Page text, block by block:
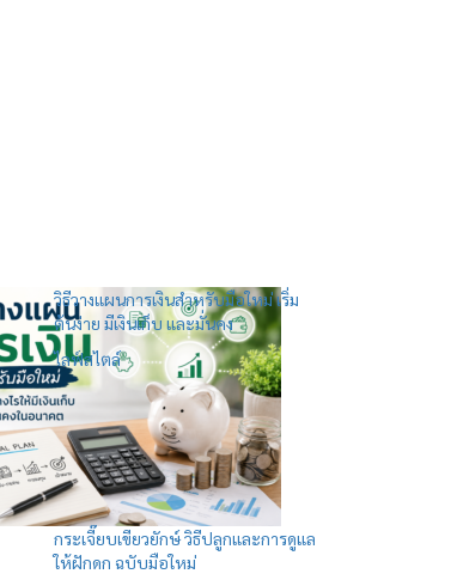
วิธีวางแผนการเงินสำหรับมือใหม่ เริ่ม
ต้นง่าย มีเงินเก็บ และมั่นคง
ไลฟ์สไตล์
กระเจี๊ยบเขียวยักษ์ วิธีปลูกและการดูแล
ให้ฝักดก ฉบับมือใหม่